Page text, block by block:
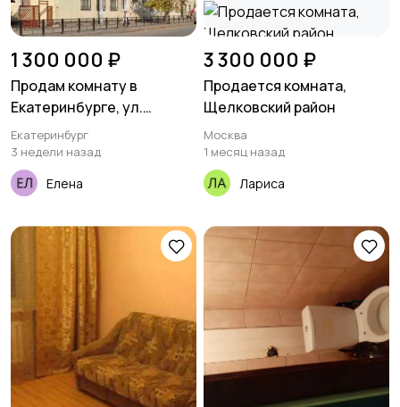
1 300 000 ₽
Продам комнату в
Екатеринбурге, ул.
Донбасская, 35
Екатеринбург
3 недели назад
Елена
3 300 000 ₽
Продается комната,
Щелковский район
Москва
1 месяц назад
Лариса